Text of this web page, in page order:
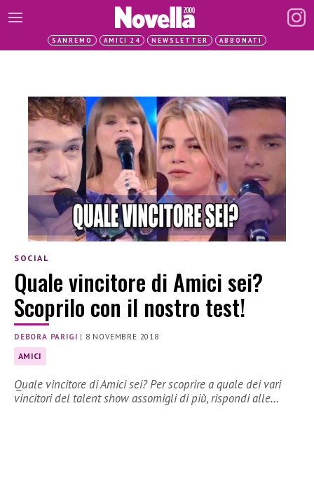
SANREMO AMICI 24 NEWSLETTER ABBONATI
SOCIAL
Quale vincitore di Amici sei?
Scoprilo con il nostro test!
DEBORA PARIGI | 8 NOVEMBRE 2018
AMICI
Quale vincitore di Amici sei? Per scoprire a quale dei vari
vincitori del talent show assomigli di più, rispondi alle…